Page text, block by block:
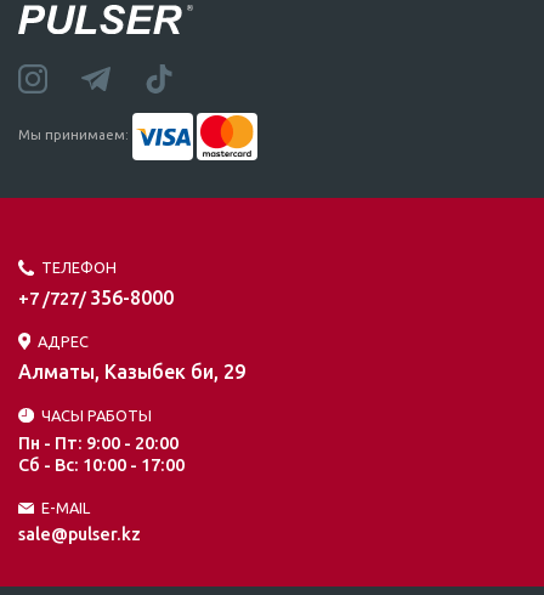
Мы принимаем:
ТЕЛЕФОН
+7 /727/ 356-8000
АДРЕС
Алматы, Казыбек би, 29
ЧАСЫ РАБОТЫ
Пн - Пт: 9:00 - 20:00
Сб - Вс: 10:00 - 17:00
E-MAIL
sale@pulser.kz